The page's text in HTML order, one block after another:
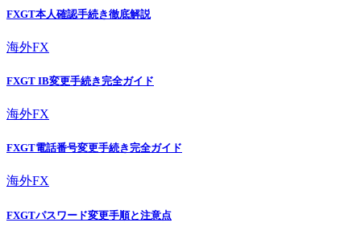
FXGT本人確認手続き徹底解説
海外FX
FXGT IB変更手続き完全ガイド
海外FX
FXGT電話番号変更手続き完全ガイド
海外FX
FXGTパスワード変更手順と注意点